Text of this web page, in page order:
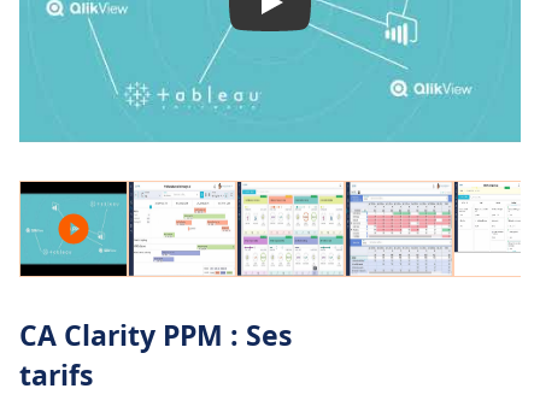
CA Clarity PPM : Ses
tarifs